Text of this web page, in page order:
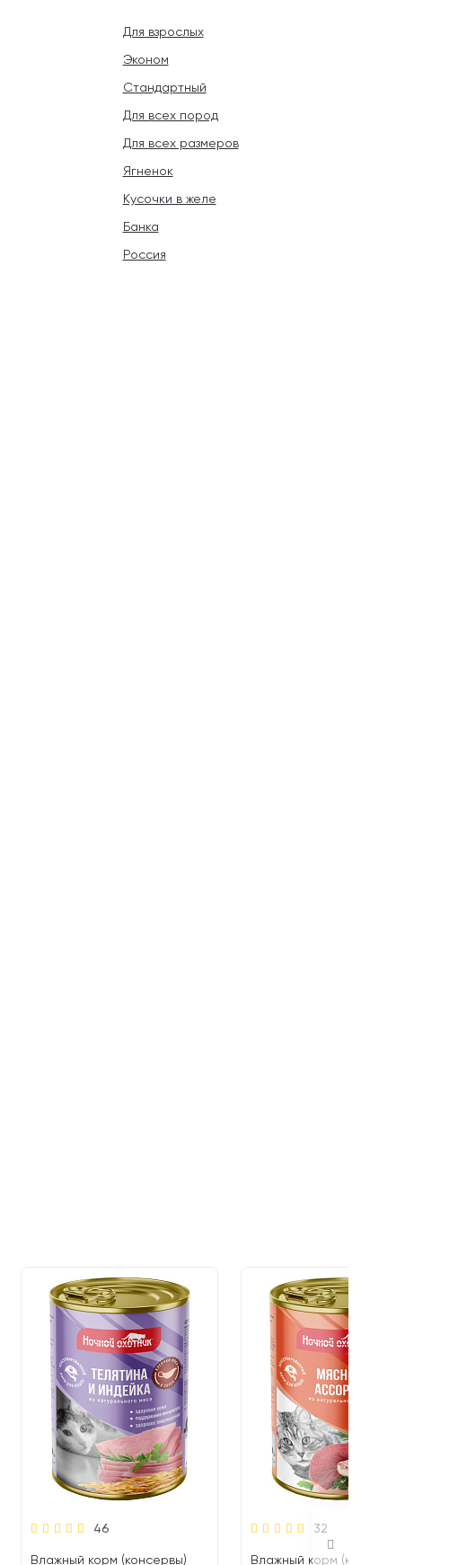
Для взрослых
Эконом
Стандартный
Для всех пород
Для всех размеров
Ягненок
Кусочки в желе
Банка
Россия
46
Влажный корм (консервы)
32
Влажный корм (консервы)